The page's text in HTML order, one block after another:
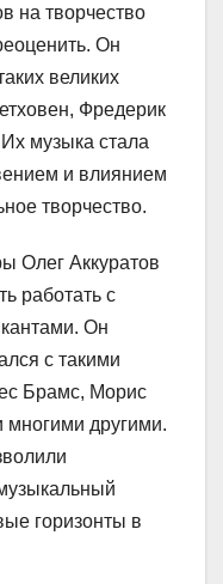
на творчество
Он
великих
Фредерик
музыка стала
и влиянием
творчество.
Олег Аккуратов
работать с
Он
с такими
Брамс, Морис
многими другими.
горизонты в